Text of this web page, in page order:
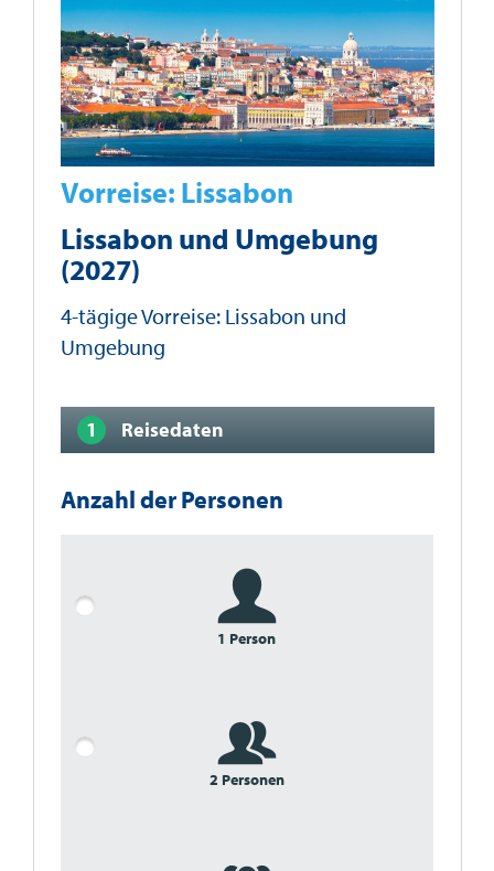
Vorreise: Lissabon
Lissabon und Umgebung
(2027)
4-tägige Vorreise: Lissabon und
Umgebung
Reisedaten
Anzahl der Personen
1 Person
2 Personen